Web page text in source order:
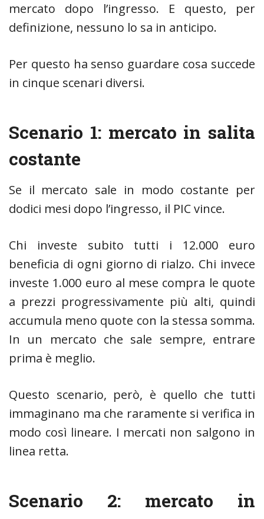
mercato dopo l’ingresso. E questo, per
definizione, nessuno lo sa in anticipo.
Per questo ha senso guardare cosa succede
in cinque scenari diversi.
Scenario 1: mercato in salita
costante
Se il mercato sale in modo costante per
dodici mesi dopo l’ingresso, il PIC vince.
Chi investe subito tutti i 12.000 euro
beneficia di ogni giorno di rialzo. Chi invece
investe 1.000 euro al mese compra le quote
a prezzi progressivamente più alti, quindi
accumula meno quote con la stessa somma.
In un mercato che sale sempre, entrare
prima è meglio.
Questo scenario, però, è quello che tutti
immaginano ma che raramente si verifica in
modo così lineare. I mercati non salgono in
linea retta.
Scenario 2: mercato in